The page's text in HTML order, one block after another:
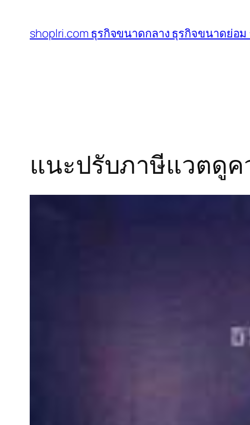
shoplri.com ธุรกิจขนาดกลาง ธุรกิจขนาดย่อม
แนะปรับภาษีแวตดู